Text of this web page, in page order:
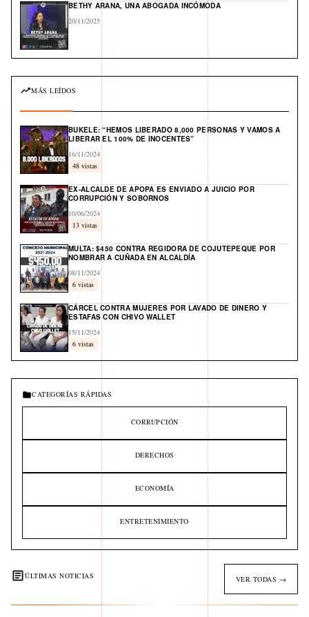
BETHY ARANA, UNA ABOGADA INCÓMODA
20/11/2025
MÁS LEÍDOS
BUKELE: “HEMOS LIBERADO 8,000 PERSONAS Y VAMOS A
LIBERAR EL 100% DE INOCENTES”
16/11/2024
48 vistas
EX-ALCALDE DE APOPA ES ENVIADO A JUICIO POR
CORRUPCIÓN Y SOBORNOS
10/06/2024
13 vistas
MULTA: $450 CONTRA REGIDORA DE COJUTEPEQUE POR
NOMBRAR A CUÑADA EN ALCALDÍA
08/11/2024
6 vistas
CÁRCEL CONTRA MUJERES POR LAVADO DE DINERO Y
ESTAFAS CON CHIVO WALLET
15/11/2024
6 vistas
CATEGORÍAS RÁPIDAS
CORRUPCIÓN
DERECHOS
ECONOMÍA
ENTRETENIMIENTO
ÚLTIMAS NOTICIAS VER TODAS →